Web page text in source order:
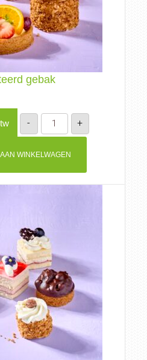
gebak
-
Gesorteerd
gebak
aantal
+
WINKELWAGEN